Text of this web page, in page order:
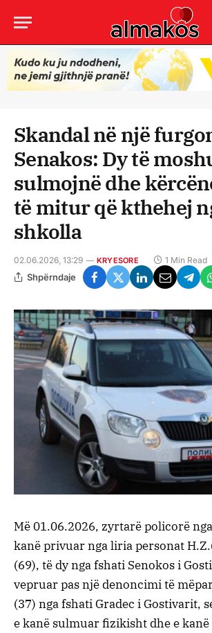
Skandal në një
Senakos: Dy të
sulmojnë dhe
të mitur që kthehej
shkolla
02.06.2026, 13:29 KRYESORE 1 Min Read
Shpërndaje
Më 01.06.2026, zyrtarë policorë
kanë privuar nga liria personat
(69), të dy nga fshati Senokos i
vepruar pas një denoncimi të
(37) nga fshati Gradec i Gostivarit,
e kanë sulmuar fizikisht dhe e